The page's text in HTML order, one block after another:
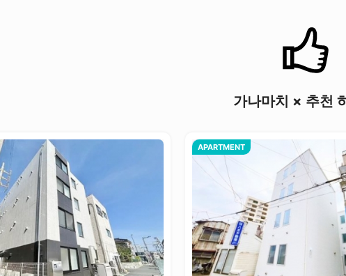
가나마치 × 추천
APARTMENT